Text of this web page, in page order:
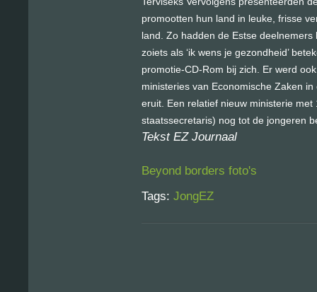
promootten hun land in leuke, frisse
land. Zo hadden de Estse deelnemers
zoiets als ‘ik wens je gezondheid’
promotie-CD-Rom bij zich. Er werd
ministeries van Economische Zaken
eruit. Een relatief nieuw ministerie
staatssecretaris) nog tot de jongeren
Tekst EZ Journaal
Beyond borders foto's
Tags: JongEZ